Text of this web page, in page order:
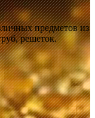
предметов из
решеток.